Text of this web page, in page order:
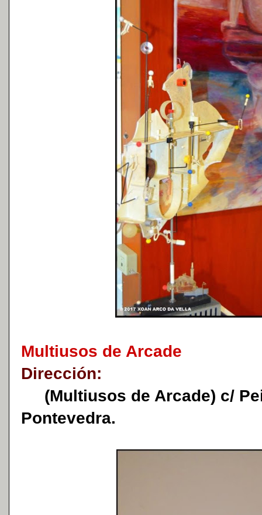
Multiusos de Arcade
Dirección:
(Multiusos de Arcade) c/
Pontevedra.